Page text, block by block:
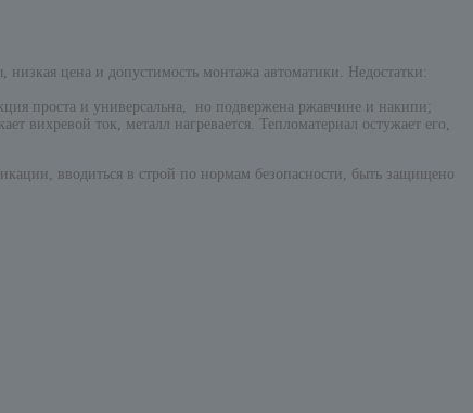
цена и допустимость монтажа автоматики. Недостатки:
проста и универсальна, но подвержена ржавчине и накипи;
вихревой ток, металл нагревается. Тепломатериал остужает его,
вводиться в строй по нормам безопасности, быть защищено